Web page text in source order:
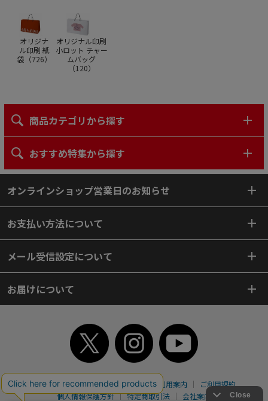
オリジナ
ル印刷 紙
袋（726）
オリジナル印刷
小ロット チャー
ムバッグ
（120）
商品カテゴリから探す
おすすめ特集から探す
オンラインショップ営業日のお知らせ
お支払い方法について
メール受信設定について
お届けについて
TOP 初めてご利用のお客様へ ご利用案内
ご利用規約
個人情報保護方針
特定商取引法 会社案内